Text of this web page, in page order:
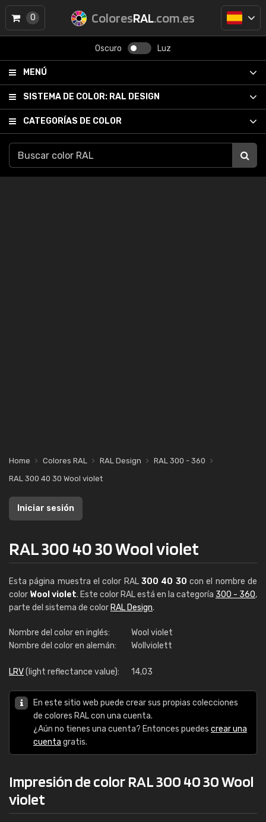
ColoresRAL.com.es
Oscuro Luz
MENÚ
SISTEMA DE COLOR: RAL DESIGN
CATEGORÍAS DE COLOR
0
Home Colores RAL RAL Design
RAL 300 - 360
RAL 300 40 30 Wool violet
Iniciar sesión
RAL 300 40 30 Wool violet
Esta página muestra el color RAL 300 40 30 con el nombre de
color Wool violet. Este color RAL está en la categoría 300 - 360,
parte del sistema de color RAL Design.
Nombre del color en inglés:
Wool violet
Nombre del color en alemán:
Wollviolett
LRV(light reflectance value): 14,03
En este sitio web puede crear sus propias colecciones
de colores RAL con una cuenta.
¿Aún no tienes una cuenta? Entonces puedes crear una
cuenta gratis.
Impresión de color RAL 300 40 30 Wool
violet